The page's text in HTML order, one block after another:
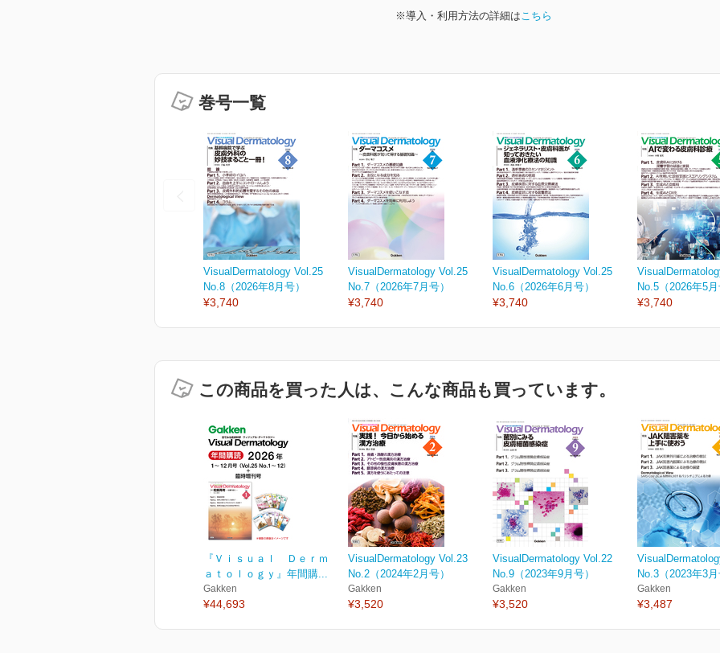
※導入・利用方法の詳細はこちら
巻号一覧
VisualDermatology Vol.25
No.8（2026年8月号）
¥3,740
VisualDermatology Vol.25
No.7（2026年7月号）
¥3,740
VisualDermatology Vol.25
No.6（2026年6月号）
¥3,740
No.5（2026年5月
¥3,740
この商品を買った人は、こんな商品も買っています。
『Ｖｉｓｕａｌ Ｄｅｒｍ
ａｔｏｌｏｇｙ』年間購...
Gakken
¥44,693
VisualDermatology Vol.23
No.2（2024年2月号）
Gakken
¥3,520
VisualDermatology Vol.22
No.9（2023年9月号）
Gakken
¥3,520
No.3（2023年3月
Gakken
¥3,487